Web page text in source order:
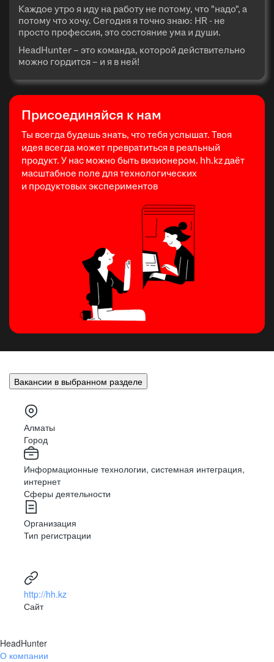
Каждое утро я иду на работу не потому, что "надо", а
потому что хочу. Сегодня я точно знаю: HR - не
просто профессия, это состояние ума и души.
HeadHunter – это команда, которой действительно
можно гордится – и я в ней!
Присоединяйся к нам
Ты всегда будешь знать, что тебя услышат. Твоя
идея всегда может превратиться в реальный
продукт. У нас можно быть визионером. hh.kz даёт
масштабное поле для технологических
и продуктовых экспериментов
Вакансии в выбранном разделе
Алматы
Город
Информационные технологии, системная интеграция,
интернет
Сферы деятельности
Организация
Тип регистрации
http://hh.kz
Сайт
HeadHunter
О компании